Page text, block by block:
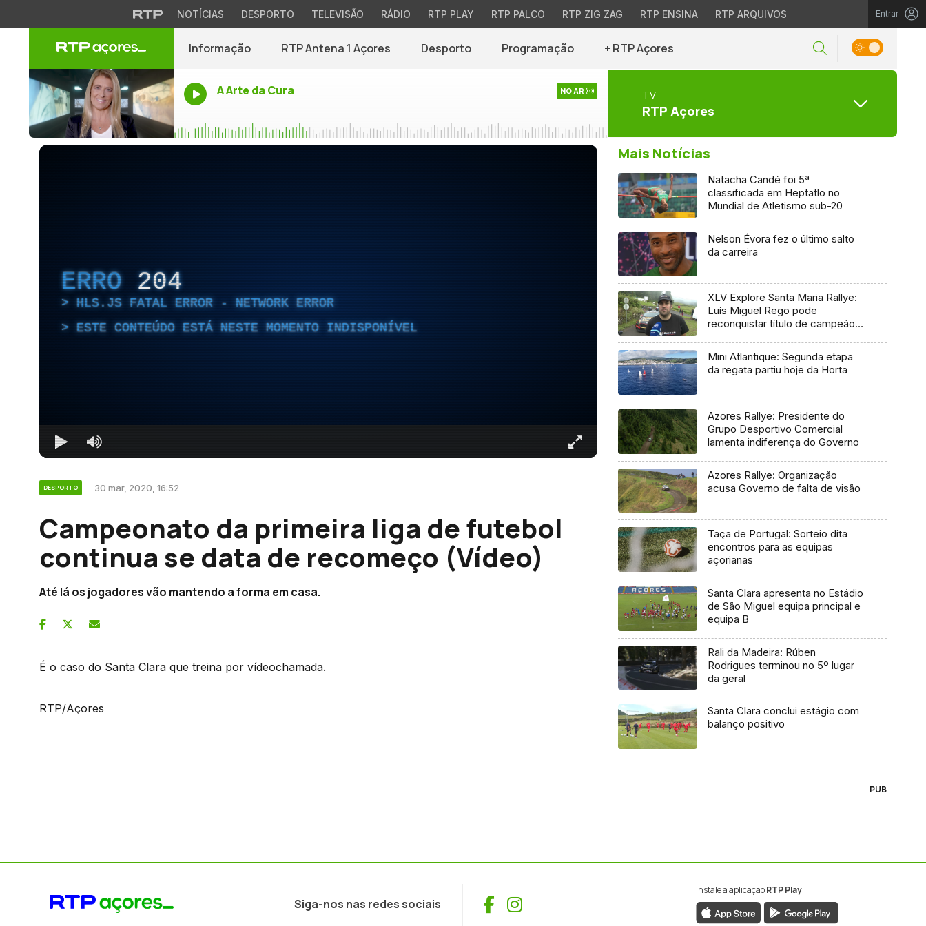
NOTÍCIAS DESPORTO TELEVISÃO RÁDIO RTP PLAY RTP PALCO RTP ZIG ZAG RTP ENSINA RTP ARQUIVOS Entrar
Informação RTP Antena 1 Açores Desporto Programação + RTP Açores
A Arte da Cura NO AR TV
RTP Açores
ERRO 204
HLS.JS FATAL ERROR - NETWORK ERROR
ESTE CONTEÚDO ESTÁ NESTE MOMENTO INDISPONÍVEL
DESPORTO 30 mar, 2020, 16:52
Campeonato da primeira liga de futebol
continua se data de recomeço (Vídeo)
Até lá os jogadores vão mantendo a forma em casa.
É o caso do Santa Clara que treina por vídeochamada.
RTP/Açores
Mais Notícias
Natacha Candé foi 5ª
classificada em Heptatlo no
Mundial de Atletismo sub-20
Nelson Évora fez o último salto
da carreira
XLV Explore Santa Maria Rallye:
Luís Miguel Rego pode
reconquistar título de campeão
Mini Atlantique: Segunda etapa
da regata partiu hoje da Horta
Azores Rallye: Presidente do
Grupo Desportivo Comercial
lamenta indiferença do Governo
Azores Rallye: Organização
acusa Governo de falta de visão
Taça de Portugal: Sorteio dita
encontros para as equipas
açorianas
Santa Clara apresenta no Estádio
de São Miguel equipa principal e
equipa B
Rali da Madeira: Rúben
Rodrigues terminou no 5º lugar
da geral
Santa Clara conclui estágio com
balanço positivo
PUB
Siga-nos nas redes sociais Facebook
Instagram
Instale a aplicaçãoRTP Play